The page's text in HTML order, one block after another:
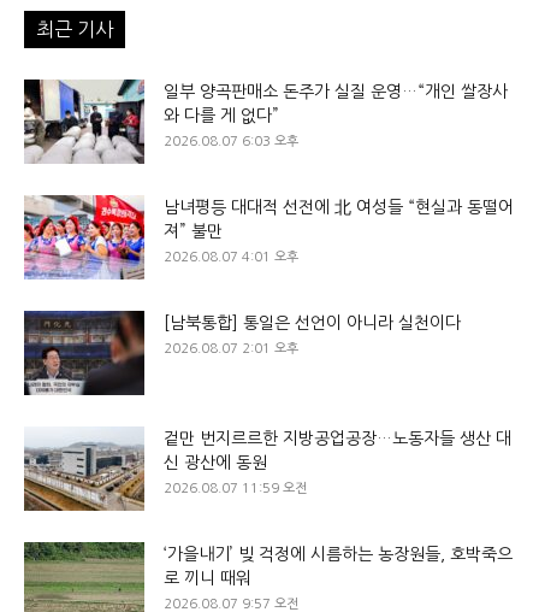
최근 기사
일부 양곡판매소 돈주가 실질 운영…“개인 쌀장사
와 다를 게 없다”
2026.08.07 6:03 오후
남녀평등 대대적 선전에 北 여성들 “현실과 동떨어
져” 불만
2026.08.07 4:01 오후
[남북통합] 통일은 선언이 아니라 실천이다
2026.08.07 2:01 오후
겉만 번지르르한 지방공업공장…노동자들 생산 대
신 광산에 동원
2026.08.07 11:59 오전
‘가을내기’ 빚 걱정에 시름하는 농장원들, 호박죽으
로 끼니 때워
2026.08.07 9:57 오전